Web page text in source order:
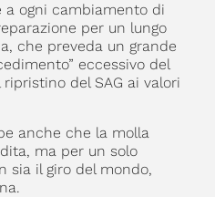
a ogni cambiamento di
per un lungo
che preveda un grande
eccessivo del
del SAG ai valori
anche che la molla
ma per un solo
sia il giro del mondo,